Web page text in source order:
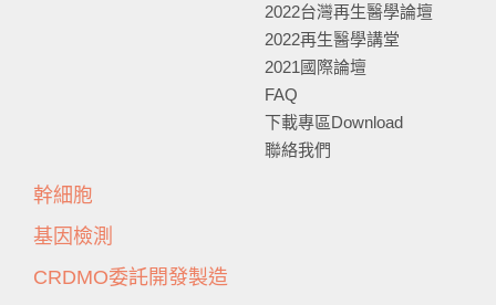
2022台灣再生醫學論壇
2022再生醫學講堂
2021國際論壇
FAQ
下載專區Download
聯絡我們
幹細胞
基因檢測
CRDMO委託開發製造